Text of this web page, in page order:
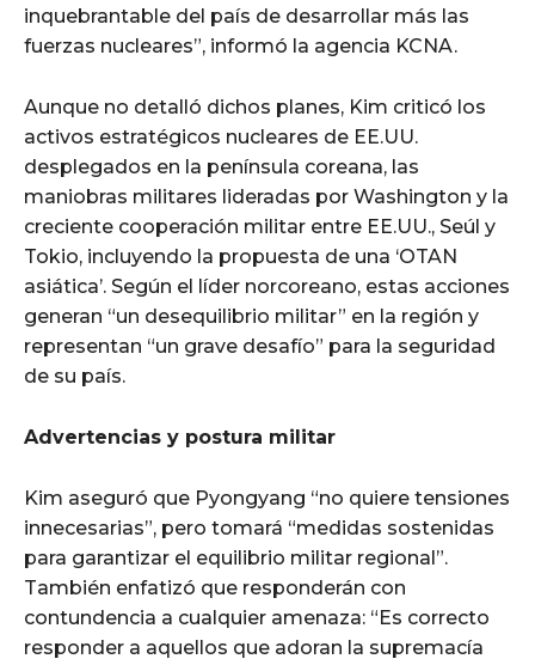
inquebrantable del país de desarrollar más las
fuerzas nucleares”, informó la agencia KCNA.
Aunque no detalló dichos planes, Kim criticó los
activos estratégicos nucleares de EE.UU.
desplegados en la península coreana, las
maniobras militares lideradas por Washington y la
creciente cooperación militar entre EE.UU., Seúl y
Tokio, incluyendo la propuesta de una ‘OTAN
asiática’. Según el líder norcoreano, estas acciones
generan “un desequilibrio militar” en la región y
representan “un grave desafío” para la seguridad
de su país.
Advertencias y postura militar
Kim aseguró que Pyongyang “no quiere tensiones
innecesarias”, pero tomará “medidas sostenidas
para garantizar el equilibrio militar regional”.
También enfatizó que responderán con
contundencia a cualquier amenaza: “Es correcto
responder a aquellos que adoran la supremacía